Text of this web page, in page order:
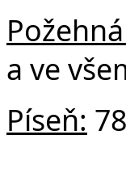
a ve
Píseň: